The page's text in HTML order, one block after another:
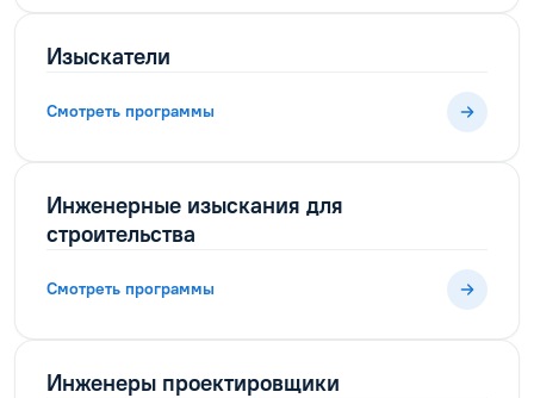
Изыскатели
Смотреть программы
Инженерные изыскания для
строительства
Смотреть программы
Инженеры проектировщики